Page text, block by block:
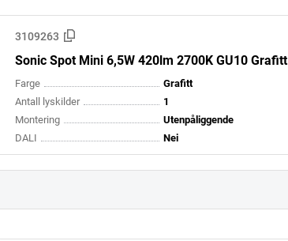
3109263
Sonic Spot Mini 6,5W 420lm 2700K GU10 Grafitt
Farge Grafitt
Antall lyskilder
1
Montering
Utenpåliggende
DALI
Nei